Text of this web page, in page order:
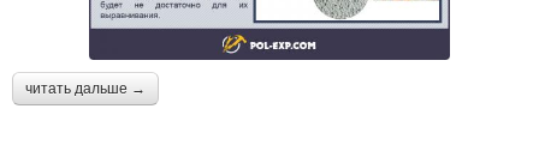
Перекрытия в гараже
читать дальше →